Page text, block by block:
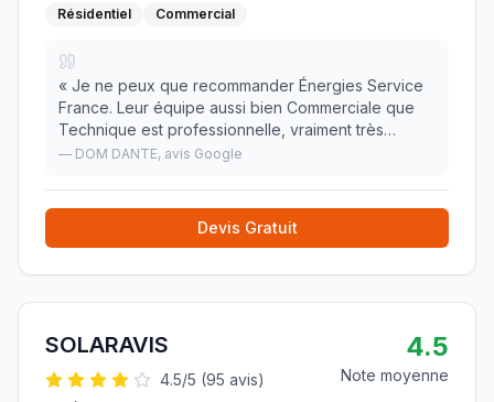
Résidentiel Commercial
« Je ne peux que recommander Énergies Service
France. Leur équipe aussi bien Commerciale que
Technique est professionnelle, vraiment très
sympathique et fait un travail de qualité avec des
respectés»
— DOM DANTE, avis Google
Devis Gratuit
SOLARAVIS
4.5/5 (95 avis)
4.5
Note moyenne